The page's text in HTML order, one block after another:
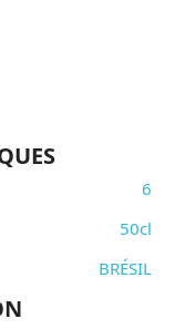
6
50cl
BRÉSIL